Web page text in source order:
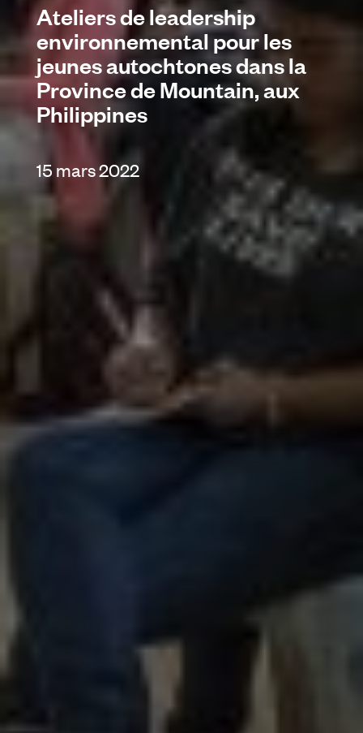
Ateliers de leadership
environnemental pour les
jeunes autochtones dans la
Province de Mountain, aux
Philippines
15 mars 2022